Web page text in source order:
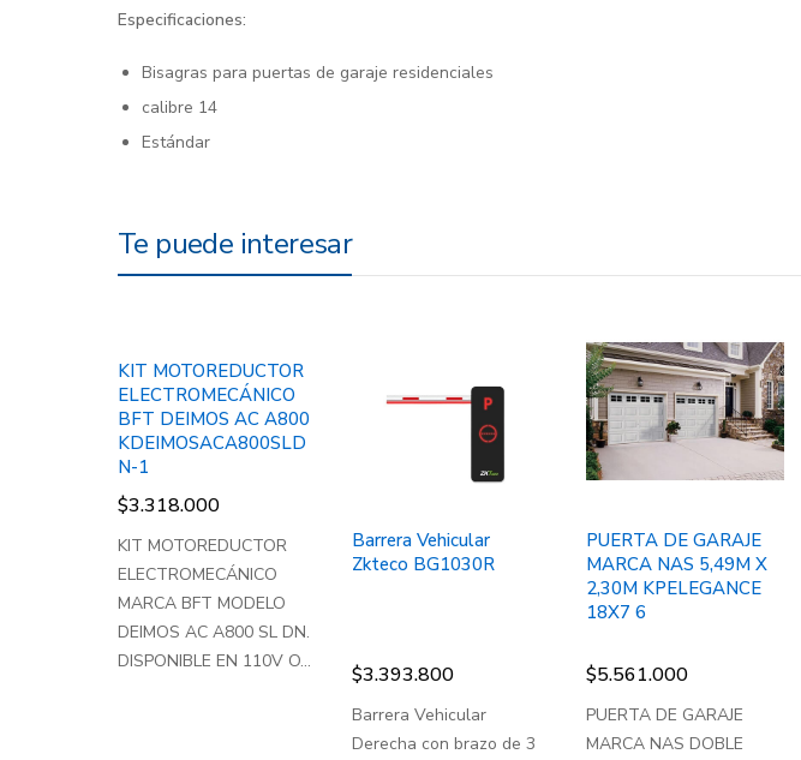
Especificaciones:
Bisagras para puertas de garaje residenciales
calibre 14
Estándar
Te puede interesar
KIT MOTOREDUCTOR
ELECTROMECÁNICO
BFT DEIMOS AC A800
KDEIMOSACA800SLD
N-1
$3.318.000
KIT MOTOREDUCTOR
ELECTROMECÁNICO
MARCA BFT MODELO
DEIMOS AC A800 SL DN.
DISPONIBLE EN 110V O...
Barrera Vehicular
Zkteco BG1030R
$3.393.800
Barrera Vehicular
Derecha con brazo de 3
PUERTA DE GARAJE
MARCA NAS 5,49M X
2,30M KPELEGANCE
18X7 6
$5.561.000
PUERTA DE GARAJE
MARCA NAS DOBLE